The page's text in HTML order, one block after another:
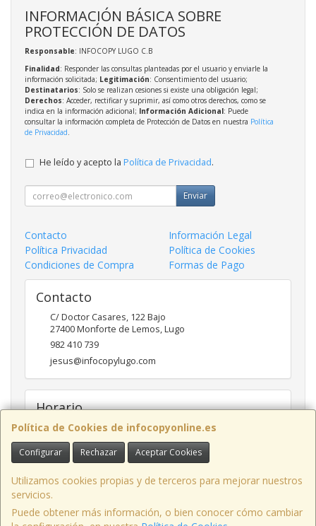
Política de Cookies de infocopyonline.es
Configurar Rechazar Aceptar Cookies
Utilizamos cookies propias y de terceros para mejorar nuestros
servicios.
Puede obtener más información, o bien conocer cómo cambiar
INFORMACIÓN BÁSICA SOBRE
PROTECCIÓN DE DATOS
Responsable: INFOCOPY LUGO C.B
Finalidad: Responder las consultas planteadas por el usuario y enviarle la
información solicitada; Legitimación: Consentimiento del usuario;
Destinatarios: Solo se realizan cesiones si existe una obligación legal;
Derechos: Acceder, rectificar y suprimir, así como otros derechos, como se
indica en la información adicional; Información Adicional: Puede
consultar la información completa de Protección de Datos en nuestra Política
de Privacidad.
He leído y acepto la Política de Privacidad.
Enviar
Contacto
Información Legal
Política Privacidad
Política de Cookies
Condiciones de Compra
Formas de Pago
Contacto
C/ Doctor Casares, 122 Bajo
27400Monforte de Lemos,Lugo
982 410 739
jesus@infocopylugo.com
Horario
10:00 - 13:30 16:30 - 20:00
Infocopy Lugo, C.B. · C/ Doctor Casares, 122 Bajo, 27400 Monforte de
Lemos, Lugo, España · CIF: E27283464 · Tel.: 982 410 739 · Email: